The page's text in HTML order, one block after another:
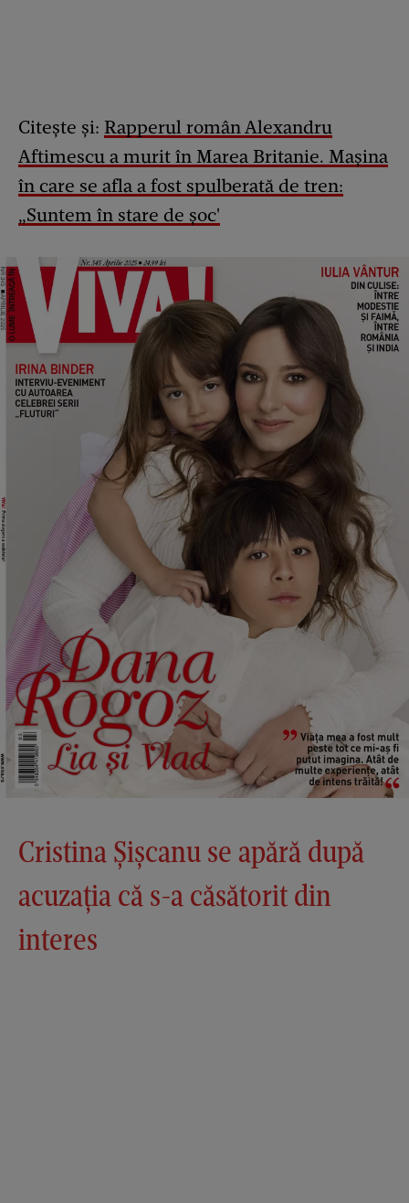
Citește și: Rapperul român Alexandru
Aftimescu a murit în Marea Britanie. Mașina
în care se afla a fost spulberată de tren:
„Suntem în stare de șoc'
Cristina Șișcanu se apără după
acuzația că s-a căsătorit din
interes